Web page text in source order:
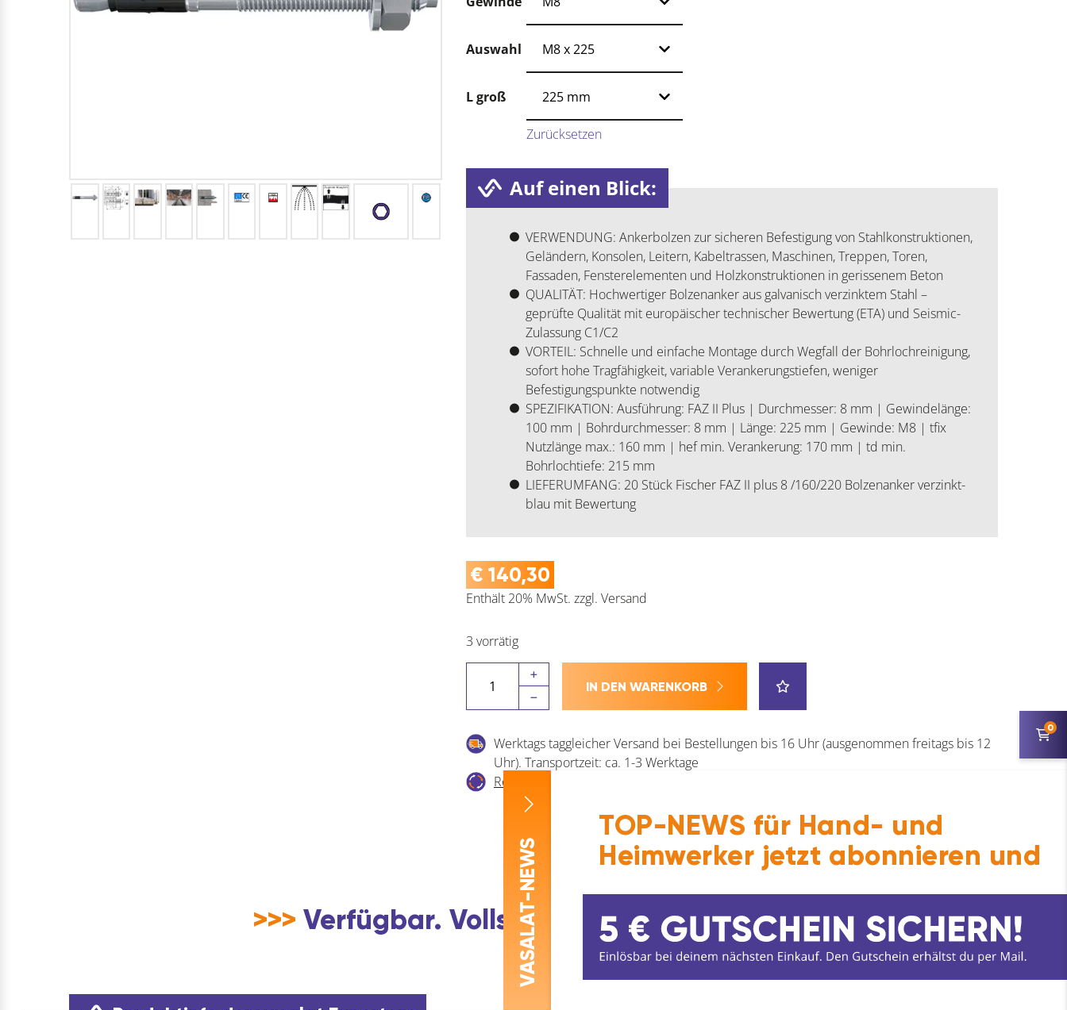
Auswahl
L groß
Zurücksetzen
Auf einen Blick:
VERWENDUNG: Ankerbolzen zur sicheren Befestigung von Stahlkonstruktionen,
Geländern, Konsolen, Leitern, Kabeltrassen, Maschinen, Treppen, Toren,
Fassaden, Fensterelementen und Holzkonstruktionen in gerissenem Beton
QUALITÄT: Hochwertiger Bolzenanker aus galvanisch verzinktem Stahl –
geprüfte Qualität mit europäischer technischer Bewertung (ETA) und Seismic-
Zulassung C1/C2
VORTEIL: Schnelle und einfache Montage durch Wegfall der Bohrlochreinigung,
sofort hohe Tragfähigkeit, variable Verankerungstiefen, weniger
Befestigungspunkte notwendig
SPEZIFIKATION: Ausführung: FAZ II Plus | Durchmesser: 8 mm | Gewindelänge:
100 mm | Bohrdurchmesser: 8 mm | Länge: 225 mm | Gewinde: M8 | tfix
Nutzlänge max.: 160 mm | hef min. Verankerung: 170 mm | td min.
Bohrlochtiefe: 215 mm
LIEFERUMFANG: 20 Stück Fischer FAZ II plus 8 /160/220 Bolzenanker verzinkt-
blau mit Bewertung
€ 140,30
Enthält 20% MwSt. zzgl. Versand
3 vorrätig
II
Bolzenanker
verzinkt-
blau
IN DEN WARENKORB
Werktags taggleicher Versand bei Bestellungen bis 16 Uhr (ausgenommen freitags bis 12
Uhr). Transportzeit: ca. 1-3 Werktage
Recycling von Elektro- und Elektronikgeräten?
>>> Verfügbar. Vollständig. Verbindlich.<<<
0
V
ASALAT
-NEWS
TOP-NEWS für Hand- und
Heimwerker jetzt abonnieren und